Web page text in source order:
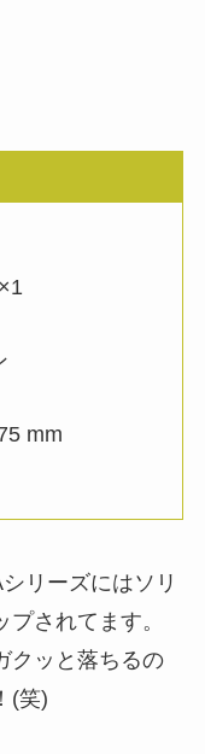
mm
リーズにはソリ
されてます。
クッと落ちるの
(笑)